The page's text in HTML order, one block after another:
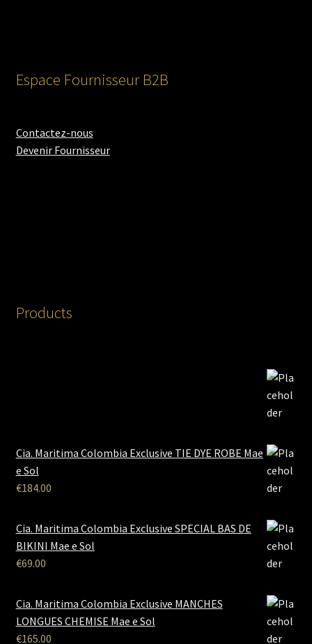
Espace Fournisseur B2B
Contactez-nous
Devenir Fournisseur
Products
Cia. Maritima Colombia Exclusive TIE DYE ROBE Mae
e Sol
€184.00
Cia. Maritima Colombia Exclusive SPECIAL BAS DE
BIKINI Mae e Sol
€69.00
Cia. Maritima Colombia Exclusive MANCHES
LONGUES CHEMISE Mae e Sol
€165.00